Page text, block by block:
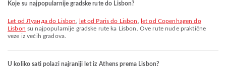
Koje su najpopularnije gradske rute do Lisbon?
let od Луанда do Lisbon let od Paris do Lisbon
let od Copenhagen do
Lisbon su najpopularnije gradske rute ka Lisbon. Ove rute nude praktične
veze iz većih gradova.
U koliko sati polazi najraniji let iz Athens prema Lisbon?